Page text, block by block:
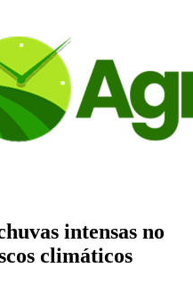
intensas no
climáticos